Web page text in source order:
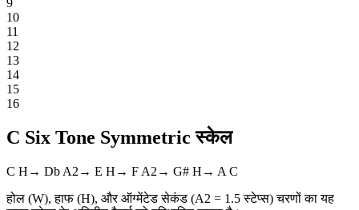
10
11
12
13
14
15
16
C Six Tone Symmetric स्केल
C H → Db A2 → E H → F A2 → G# H → A C
होल (W), हाफ (H), और ऑग्मेंटेड सेकंड (A2 = 1.5 स्टेप्स) चरणों का यह